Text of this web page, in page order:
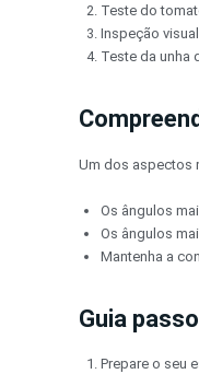
Teste do
Inspeção
Teste da unha
Um dos aspectos
Os ângulos
Os ângulos
Mantenha a
Guia
Prepare o seu